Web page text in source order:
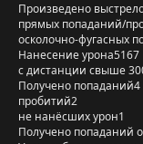
Произведено
прямых попаданий/
осколочно-фугасных
Нанесение урона5167
с дистанции свыше
Получено попаданий4
пробитий2
не нанёсших урон1
Получено попаданий